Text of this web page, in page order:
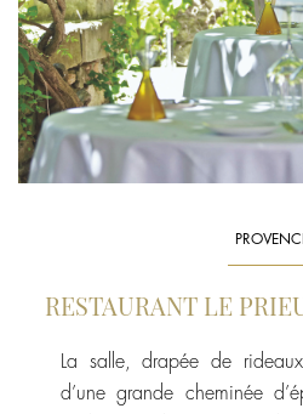
RESTAURANT LE
La salle, drapée de
d’une grande cheminée